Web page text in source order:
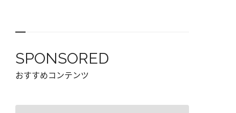
SPONSORED
おすすめコンテンツ